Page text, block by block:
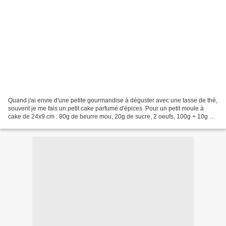
Quand j'ai envie d'une petite gourmandise à déguster avec une tasse de thé,
souvent je me fais un petit cake parfumé d'épices. Pour un petit moule à
cake de 24x9 cm : 80g de beurre mou, 20g de sucre, 2 oeufs, 100g + 10g de